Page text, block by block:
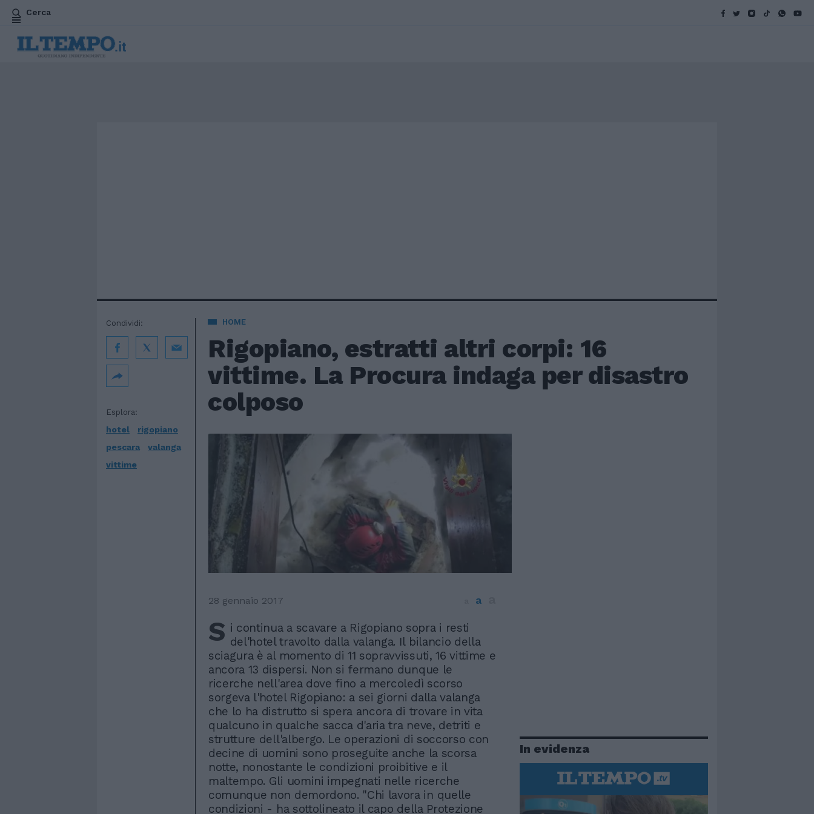
Cerca
HOME
Rigopiano, estratti altri corpi: 16
vittime. La Procura indaga per disastro
colposo
Esplora:
hotel
rigopiano
pescara
valanga
vittime
Condividi:
28 gennaio 2017 a
S i continua a scavare a Rigopiano sopra i resti
del'hotel travolto dalla valanga. Il bilancio della
sciagura è al momento di 11 sopravvissuti, 16 vittime e
ancora 13 dispersi. Non si fermano dunque le
ricerche nell'area dove fino a mercoledì scorso
sorgeva l'hotel Rigopiano: a sei giorni dalla valanga
che lo ha distrutto si spera ancora di trovare in vita
qualcuno in qualche sacca d'aria tra neve, detriti e
strutture dell'albergo. Le operazioni di soccorso con
decine di uomini sono proseguite anche la scorsa
notte, nonostante le condizioni proibitive e il
maltempo. Gli uomini impegnati nelle ricerche
comunque non demordono. "Chi lavora in quelle
condizioni - ha sottolineato il capo della Protezione
In evidenza